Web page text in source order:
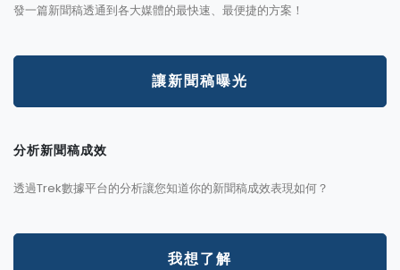
發一篇新聞稿透通到各大媒體的最快速、最便捷的方案！
讓新聞稿曝光
分析新聞稿成效
透過Trek數據平台的分析讓您知道你的新聞稿成效表現如何？
我想了解